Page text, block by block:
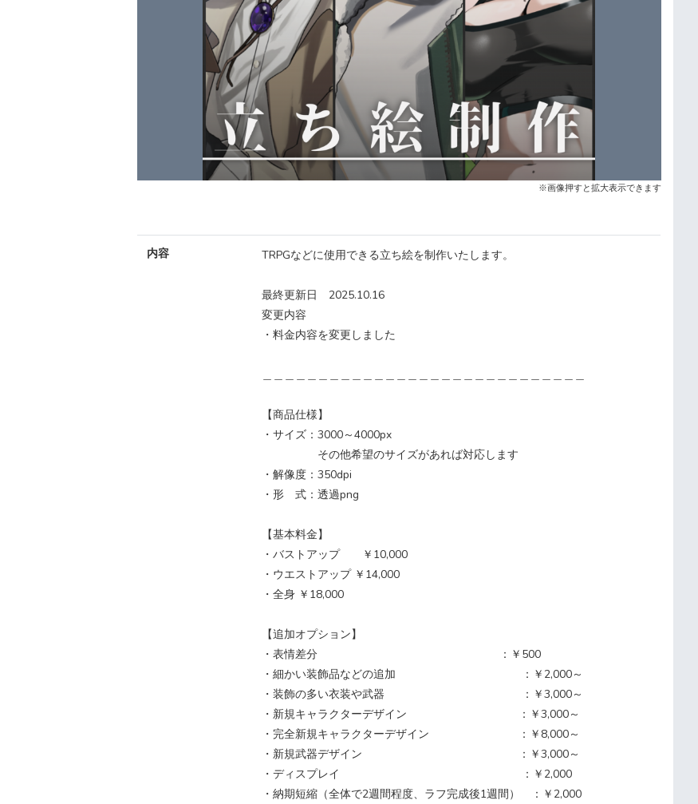
※画像押すと拡大表示できます
内容 TRPGなどに使用できる立ち絵を制作いたします。
最終更新日 2025.10.16
変更内容
・料金内容を変更しました
【商品仕様】
・サイズ：3000～4000px
その他希望のサイズがあれば対応します
・解像度：350dpi
・形 式：透過png
【基本料金】
・バストアップ ￥10,000
・ウエストアップ ￥14,000
・全身 ￥18,000
【追加オプション】
・表情差分 ：￥500
・細かい装飾品などの追加 ：￥2,000～
・装飾の多い衣装や武器 ：￥3,000～
・新規キャラクターデザイン ：￥3,000～
・完全新規キャラクターデザイン ：￥8,000～
・新規武器デザイン ：￥3,000～
・ディスプレイ ：￥2,000
・納期短縮（全体で2週間程度、ラフ完成後1週間） ：￥2,000